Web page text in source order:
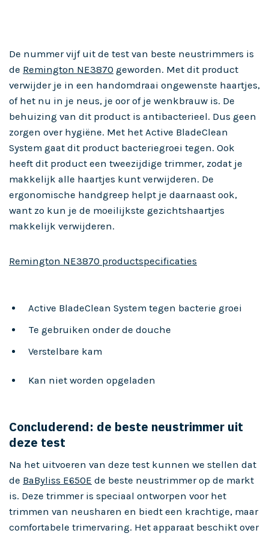
De nummer vijf uit de test van beste neustrimmers is
de Remington NE3870 geworden. Met dit product
verwijder je in een handomdraai ongewenste haartjes,
of het nu in je neus, je oor of je wenkbrauw is. De
behuizing van dit product is antibacterieel. Dus geen
zorgen over hygiëne. Met het Active BladeClean
System gaat dit product bacteriegroei tegen. Ook
heeft dit product een tweezijdige trimmer, zodat je
makkelijk alle haartjes kunt verwijderen. De
ergonomische handgreep helpt je daarnaast ook,
want zo kun je de moeilijkste gezichtshaartjes
makkelijk verwijderen.
Remington NE3870 productspecificaties
Active BladeClean System tegen bacterie groei
Te gebruiken onder de douche
Verstelbare kam
Kan niet worden opgeladen
Concluderend: de beste neustrimmer uit
deze test
Na het uitvoeren van deze test kunnen we stellen dat
de BaByliss E650E de beste neustrimmer op de markt
is. Deze trimmer is speciaal ontworpen voor het
trimmen van neusharen en biedt een krachtige, maar
comfortabele trimervaring. Het apparaat beschikt over